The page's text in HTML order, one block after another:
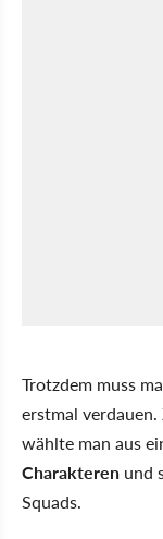
Trotzdem muss
erstmal verdauen.
wählte man aus
Charakteren und
Squads.